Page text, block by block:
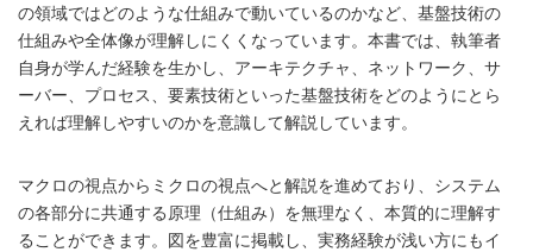
の領域ではどのような仕組みで動いているのかなど、基盤技術の
仕組みや全体像が理解しにくくなっています。本書では、執筆者
自身が学んだ経験を生かし、アーキテクチャ、ネットワーク、サ
ーバー、プロセス、要素技術といった基盤技術をどのようにとら
えれば理解しやすいのかを意識して解説しています。
マクロの視点からミクロの視点へと解説を進めており、システム
の各部分に共通する原理（仕組み）を無理なく、本質的に理解す
ることができます。図を豊富に掲載し、実務経験が浅い方にもイ